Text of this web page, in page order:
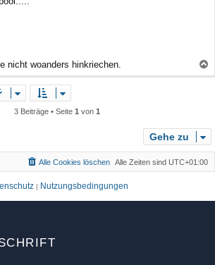
nicht woanders hinkriechen.
a
3 Beiträge • Seite 1 von 1
Gehe zu
Alle Zeiten sind UTC+01:00
Alle Cookies löschen
| Nutzungsbedingungen